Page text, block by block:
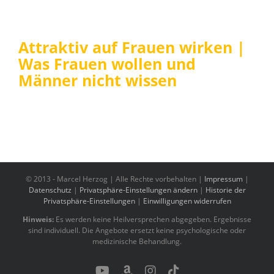
Attraktiv auf Frauen wirken |
Was Frauen wollen und
Männer nicht wissen
© 2013 - Marcel Herzog | Alle Rechte vorbehalten | Impressum|
Datenschutz | Privatsphäre-Einstellungen ändern| Historie der
Privatsphäre-Einstellungen| Einwilligungen widerrufen
Hinweis: Es werden keine Heilversprechen abgegeben. Ergebnisse
sind individuell. Die Angebote ersetzt keine psychologische oder
medizinische Behandlung.
YouTubeBenutzerdefiniert
Instagram
Tiktok